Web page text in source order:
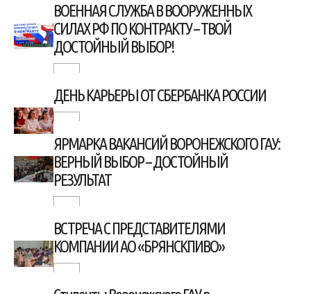
ВОЕННАЯ СЛУЖБА В ВООРУЖЕННЫХ
СИЛАХ РФ ПО КОНТРАКТУ – ТВОЙ
ДОСТОЙНЫЙ ВЫБОР!
ДЕНЬ КАРЬЕРЫ ОТ СБЕРБАНКА РОССИИ
ЯРМАРКА ВАКАНСИЙ ВОРОНЕЖСКОГО ГАУ:
ВЕРНЫЙ ВЫБОР – ДОСТОЙНЫЙ
РЕЗУЛЬТАТ
ВСТРЕЧА С ПРЕДСТАВИТЕЛЯМИ
КОМПАНИИ АО «БРЯНСКПИВО»